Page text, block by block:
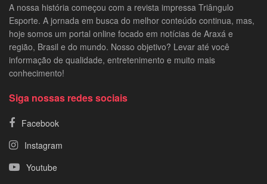
A nossa história começou com a revista impressa Triângulo
Esporte. A jornada em busca do melhor conteúdo continua, mas,
hoje somos um portal online focado em notícias de Araxá e
região, Brasil e do mundo. Nosso objetivo? Levar até você
informação de qualidade, entretenimento e muito mais
conhecimento!
Siga nossas redes sociais
Facebook
Instagram
Youtube